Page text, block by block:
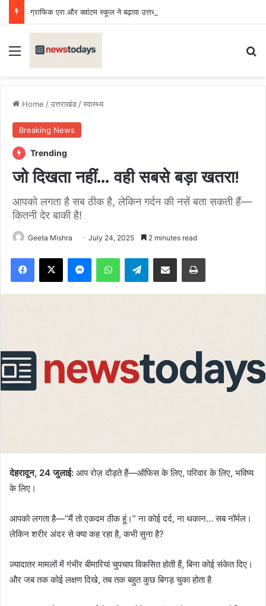
Menu
Home /उत्तराखंड /स्वास्थ्य
Breaking News
Trending
जो दिखता नहीं… वही सबसे बड़ा खतरा!
आपको लगता है सब ठीक है, लेकिन गर्दन की नसें बता सकती हैं—
कितनी देर बाकी है!
Geeta Mishra July 24, 2025 2 minutes read
Facebook
X MessengerWhatsAppTelegramShare via Email Print
देहरादून, 24 जुलाई: आप रोज़ दौड़ते हैं—ऑफिस के लिए, परिवार के लिए, भविष्य
के लिए।
आपको लगता है—“मैं तो एकदम ठीक हूं।” ना कोई दर्द, ना थकान… सब नॉर्मल।
लेकिन शरीर अंदर से क्या कह रहा है, कभी सुना है?
ज़्यादातर मामलों में गंभीर बीमारियां चुपचाप विकसित होती हैं, बिना कोई संकेत दिए।
और जब तक कोई लक्षण दिखे, तब तक बहुत कुछ बिगड़ चुका होता है